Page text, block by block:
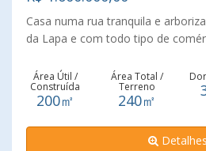
Casa numa rua tranquila e
da Lapa e com todo tipo de
repletas de armários e com
ambientes, copa e cozinha com
lavabo, quintal com churrasqueira
descontração com a família e
empregada e 4 vagas na garagem.
Área Útil /
Construída
200㎡
Área Total /
Terreno
240㎡
Detalhes